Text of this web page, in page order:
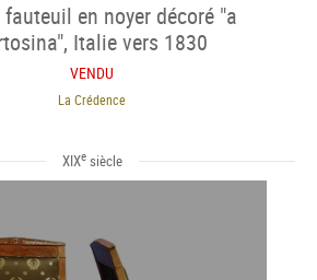
fauteuil en noyer décoré "a
Italie vers 1830
VENDU
La Crédence
XIXesiècle